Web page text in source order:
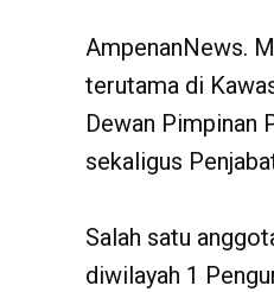
AmpenanNews.
terutama di
Dewan Pimpinan
sekaligus
Salah satu
diwilayah 1